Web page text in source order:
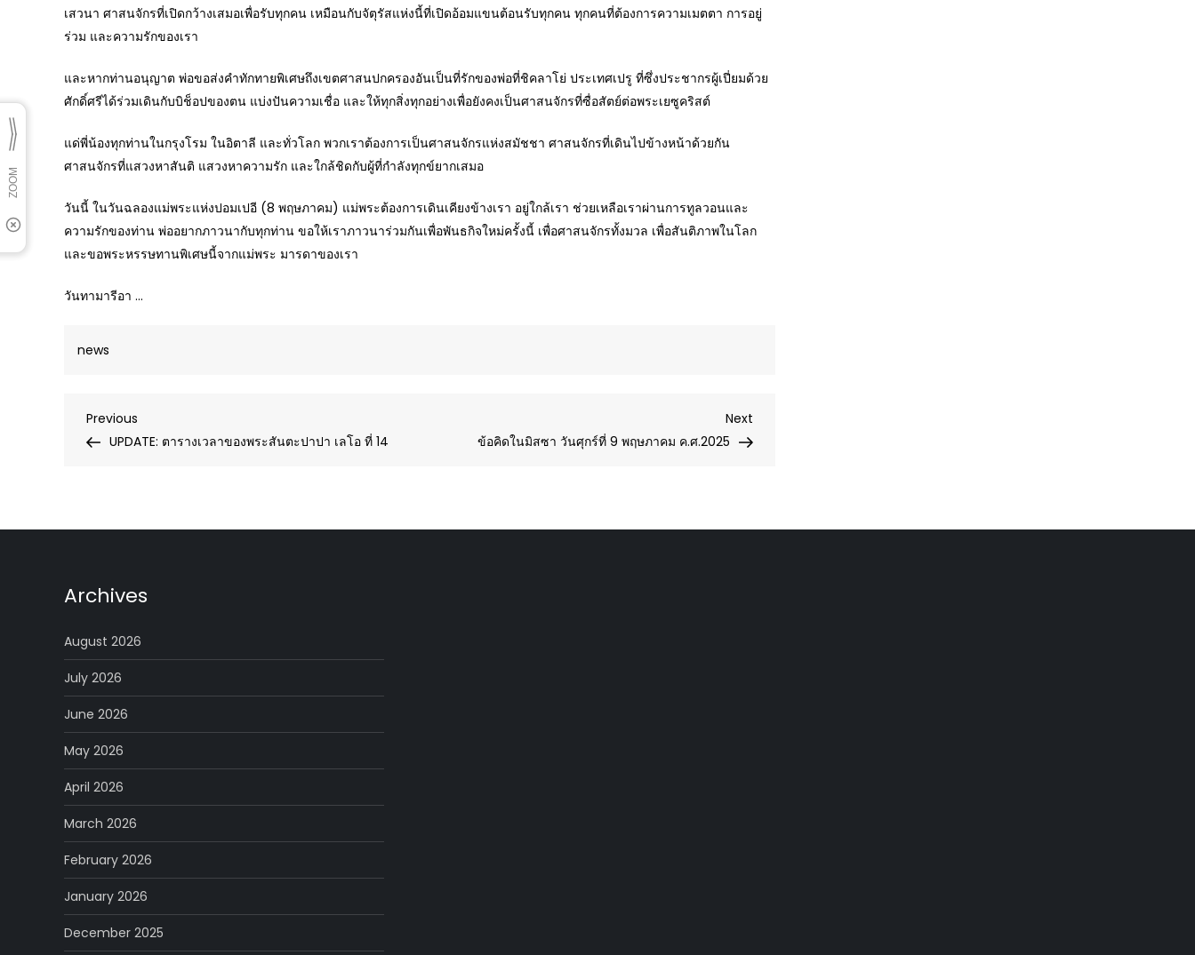
เสวนา ศาสนจักรที่เปิดกว้างเสมอเพื่อรับทุกคน เหมือนกับจัตุรัสแห่งนี้ที่เปิดอ้อมแขนต้อนรับทุกคน ทุกคนที่ต้องการความเมตตา การอยู่
ร่วม และความรักของเรา
และหากท่านอนุญาต พ่อขอส่งคำทักทายพิเศษถึงเขตศาสนปกครองอันเป็นที่รักของพ่อที่ชิคลาโย่ ประเทศเปรู ที่ซึ่งประชากรผู้เปี่ยมด้วย
ศักดิ์ศรีได้ร่วมเดินกับบิช็อปของตน แบ่งปันความเชื่อ และให้ทุกสิ่งทุกอย่างเพื่อยังคงเป็นศาสนจักรที่ซื่อสัตย์ต่อพระเยซูคริสต์
แด่พี่น้องทุกท่านในกรุงโรม ในอิตาลี และทั่วโลก พวกเราต้องการเป็นศาสนจักรแห่งสมัชชา ศาสนจักรที่เดินไปข้างหน้าด้วยกัน
ศาสนจักรที่แสวงหาสันติ แสวงหาความรัก และใกล้ชิดกับผู้ที่กำลังทุกข์ยากเสมอ
วันนี้ ในวันฉลองแม่พระแห่งปอมเปอี (8 พฤษภาคม) แม่พระต้องการเดินเคียงข้างเรา อยู่ใกล้เรา ช่วยเหลือเราผ่านการทูลวอนและ
ความรักของท่าน พ่ออยากภาวนากับทุกท่าน ขอให้เราภาวนาร่วมกันเพื่อพันธกิจใหม่ครั้งนี้ เพื่อศาสนจักรทั้งมวล เพื่อสันติภาพในโลก
และขอพระหรรษทานพิเศษนี้จากแม่พระ มารดาของเรา
วันทามารีอา …
news
Post
Previous
Post
Previous
UPDATE: ตารางเวลาของพระสันตะปาปา เลโอ ที่ 14
Post
Next
ข้อคิดในมิสซา วันศุกร์ที่ 9 พฤษภาคม ค.ศ.2025
Archives
August 2026
July 2026
June 2026
May 2026
April 2026
March 2026
February 2026
January 2026
December 2025